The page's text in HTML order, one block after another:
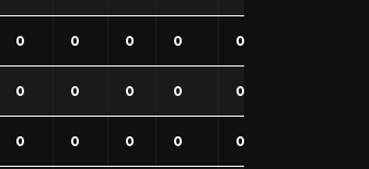
0 0 0 0 0
0 0 0 0 0
0 0 0 0 0